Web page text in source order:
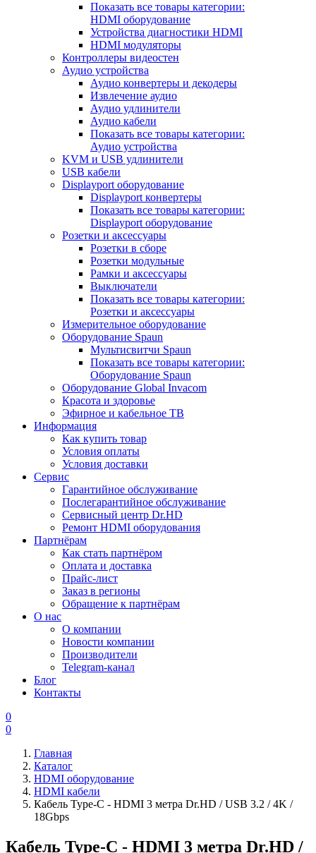
Показать все товары категории:
HDMI оборудование
Устройства диагностики HDMI
HDMI модуляторы
Контроллеры видеостен
Аудио устройства
Аудио конвертеры и декодеры
Извлечение аудио
Аудио удлинители
Аудио кабели
Показать все товары категории:
Аудио устройства
KVM и USB удлинители
USB кабели
Displayport оборудование
Displayport конвертеры
Показать все товары категории:
Displayport оборудование
Розетки и аксессуары
Розетки в сборе
Розетки модульные
Рамки и аксессуары
Выключатели
Показать все товары категории:
Розетки и аксессуары
Измерительное оборудование
Оборудование Spaun
Мультисвитчи Spaun
Показать все товары категории:
Оборудование Spaun
Оборудование Global Invacom
Красота и здоровье
Эфирное и кабельное ТВ
Информация
Как купить товар
Условия оплаты
Условия доставки
Сервис
Гарантийное обслуживание
Послегарантийное обслуживание
Сервисный центр Dr.HD
Ремонт HDMI оборудования
Партнёрам
Как стать партнёром
Оплата и доставка
Прайс-лист
Заказ в регионы
Обращение к партнёрам
О нас
О компании
Новости компании
Производители
Telegram-канал
Блог
Контакты
0
0
Главная
Каталог
HDMI оборудование
HDMI кабели
Кабель Type-C - HDMI 3 метра Dr.HD / USB 3.2 / 4K /
18Gbps
Кабель Type-C - HDMI 3 метра Dr.HD /